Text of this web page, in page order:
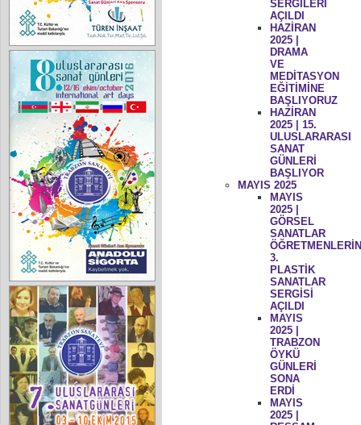
SERGİLERİ
AÇILDI
HAZİRAN
2025 |
DRAMA
VE
MEDİTASYON
EĞİTİMİNE
BAŞLIYORUZ
HAZİRAN
2025 | 15.
ULUSLARARASI
SANAT
GÜNLERİ
BAŞLIYOR
MAYIS 2025
MAYIS
2025 |
GÖRSEL
SANATLAR
3.
PLASTİK
SANATLAR
SERGİSİ
AÇILDI
MAYIS
2025 |
TRABZON
ÖYKÜ
GÜNLERİ
SONA
ERDİ
MAYIS
2025 |